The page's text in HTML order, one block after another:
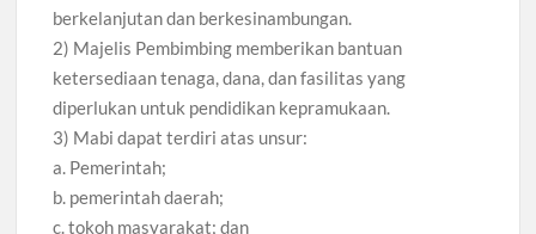
berkelanjutan dan berkesinambungan.
2) Majelis Pembimbing memberikan bantuan
ketersediaan tenaga, dana, dan fasilitas yang
diperlukan untuk pendidikan kepramukaan.
3) Mabi dapat terdiri atas unsur:
a. Pemerintah;
b. pemerintah daerah;
c. tokoh masyarakat; dan